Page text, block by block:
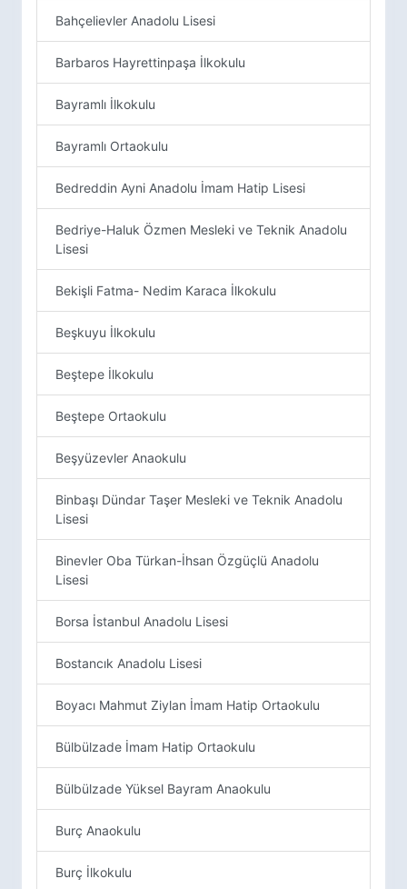
Bahçelievler Anadolu Lisesi
Barbaros Hayrettinpaşa İlkokulu
Bayramlı İlkokulu
Bayramlı Ortaokulu
Bedreddin Ayni Anadolu İmam Hatip Lisesi
Bedriye-Haluk Özmen Mesleki ve Teknik Anadolu
Lisesi
Bekişli Fatma- Nedim Karaca İlkokulu
Beşkuyu İlkokulu
Beştepe İlkokulu
Beştepe Ortaokulu
Beşyüzevler Anaokulu
Binbaşı Dündar Taşer Mesleki ve Teknik Anadolu
Lisesi
Binevler Oba Türkan-İhsan Özgüçlü Anadolu
Lisesi
Borsa İstanbul Anadolu Lisesi
Bostancık Anadolu Lisesi
Boyacı Mahmut Ziylan İmam Hatip Ortaokulu
Bülbülzade İmam Hatip Ortaokulu
Bülbülzade Yüksel Bayram Anaokulu
Burç Anaokulu
Burç İlkokulu